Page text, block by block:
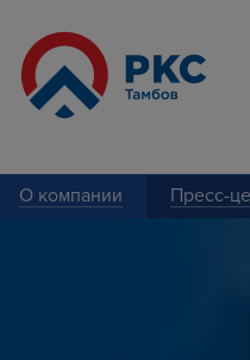
О компании Пресс-